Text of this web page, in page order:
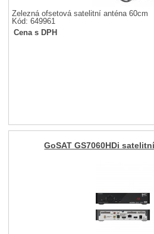
Železná ofsetová satelitní anténa 60cm
Kód: 649961
Cena s DPH
GoSAT GS7060HDi